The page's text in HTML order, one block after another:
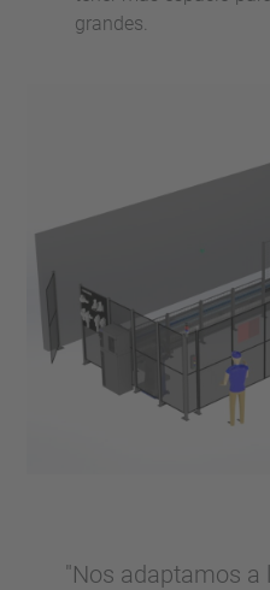
grandes.
"Nos adaptamos a